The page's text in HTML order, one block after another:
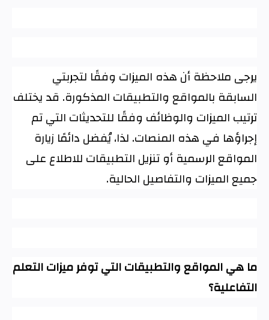
يرجى ملاحظة أن هذه الميزات وفقًا لتجربتي
السابقة بالمواقع والتطبيقات المذكورة. قد يختلف
ترتيب الميزات والوظائف وفقًا للتحديثات التي تم
إجراؤها في هذه المنصات. لذا، يُفضل دائمًا زيارة
المواقع الرسمية أو تنزيل التطبيقات للاطلاع على
جميع الميزات والتفاصيل الحالية.
ما هي المواقع والتطبيقات التي توفر ميزات التعلم
التفاعلية؟